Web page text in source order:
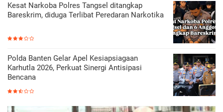
Kesat Narkoba Polres Tangsel ditangkap
Bareskrim, diduga Terlibat Peredaran Narkotika
Polda Banten Gelar Apel Kesiapsiagaan
Karhutla 2026, Perkuat Sinergi Antisipasi
Bencana